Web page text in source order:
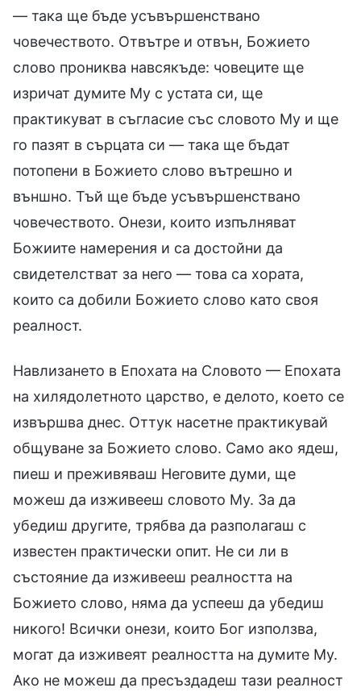
— така ще бъде усъвършенствано
човечеството. Отвътре и отвън, Божието
слово прониква навсякъде: човеците ще
изричат думите Му с устата си, ще
практикуват в съгласие със словото Му и ще
го пазят в сърцата си — така ще бъдат
потопени в Божието слово вътрешно и
външно. Тъй ще бъде усъвършенствано
човечеството. Онези, които изпълняват
Божиите намерения и са достойни да
свидетелстват за него — това са хората,
които са добили Божието слово като своя
реалност.
Навлизането в Епохата на Словото — Епохата
на хилядолетното царство, е делото, което се
извършва днес. Оттук насетне практикувай
общуване за Божието слово. Само ако ядеш,
пиеш и преживяваш Неговите думи, ще
можеш да изживееш словото Му. За да
убедиш другите, трябва да разполагаш с
известен практически опит. Не си ли в
състояние да изживееш реалността на
Божието слово, няма да успееш да убедиш
никого! Всички онези, които Бог използва,
могат да изживеят реалността на думите Му.
Ако не можеш да пресъздадеш тази реалност